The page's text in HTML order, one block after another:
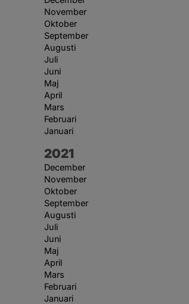
November
Oktober
September
Augusti
Juli
Juni
Maj
April
Mars
Februari
Januari
År:
2021
December
November
Oktober
September
Augusti
Juli
Juni
Maj
April
Mars
Februari
Januari